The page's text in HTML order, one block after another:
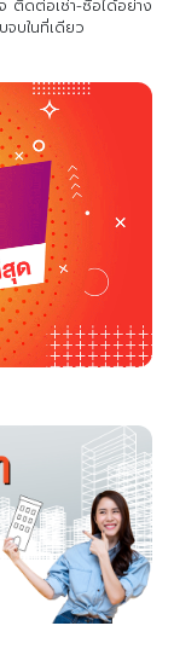
ติดต่อเช่า-ซื้อได้อย่าง
บในที่เดียว